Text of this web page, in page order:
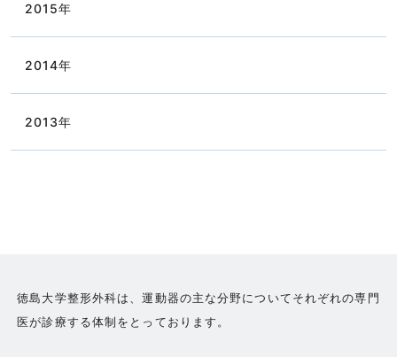
2015年
2014年
2013年
徳島大学整形外科は、運動器の主な分野についてそれぞれの専門
医が診療する体制をとっております。